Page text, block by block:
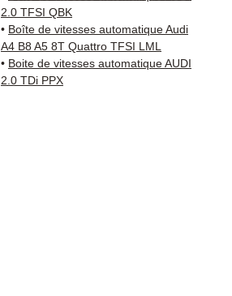
2.0 TFSI QBK
• Boîte de vitesses automatique Audi
A4 B8 A5 8T Quattro TFSI LML
• Boite de vitesses automatique AUDI
2.0 TDi PPX